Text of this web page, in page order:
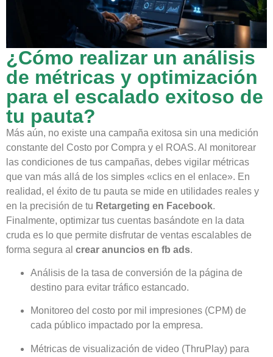
¿Cómo realizar un análisis
de métricas y optimización
para el escalado exitoso de
tu pauta?
Más aún, no existe una campaña exitosa sin una medición
constante del Costo por Compra y el ROAS. Al monitorear
las condiciones de tus campañas, debes vigilar métricas
que van más allá de los simples «clics en el enlace». En
realidad, el éxito de tu pauta se mide en utilidades reales y
en la precisión de tu Retargeting en Facebook.
Finalmente, optimizar tus cuentas basándote en la data
cruda es lo que permite disfrutar de ventas escalables de
forma segura al crear anuncios en fb ads.
Análisis de la tasa de conversión de la página de
destino para evitar tráfico estancado.
Monitoreo del costo por mil impresiones (CPM) de
cada público impactado por la empresa.
Métricas de visualización de video (ThruPlay) para